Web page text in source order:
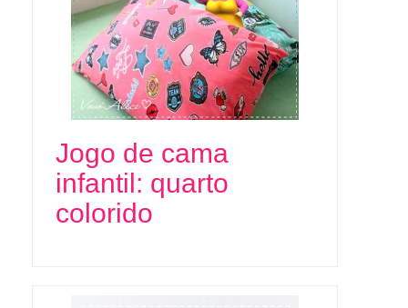
Jogo de cama
infantil: quarto
colorido